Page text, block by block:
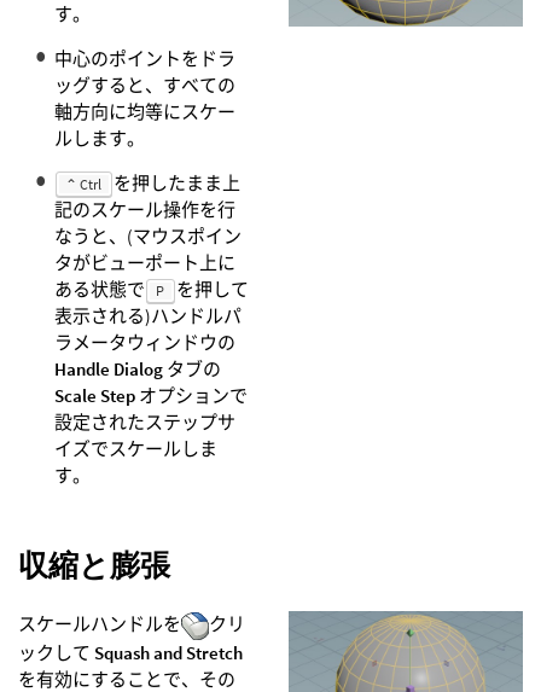
す。
中心のポイントをドラ
ッグすると、すべての
軸方向に均等にスケー
ルします。
⌃ Ctrl
を押したまま上
記のスケール操作を行
なうと、(マウスポイン
タがビューポート上に
ある状態で
P
を押して
表示される)ハンドルパ
ラメータウィンドウの
Handle Dialog タブの
Scale Step オプションで
設定されたステップサ
イズでスケールしま
す。
収縮と膨張
スケールハンドルを
クリ
ックして Squash and Stretch
を有効にすることで、その